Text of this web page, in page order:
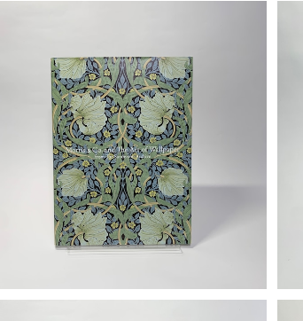
「サンダーソンアーカイブ ウィリアム・モリス
と英国の壁紙展ー美しい生活をもとめて」図
録
¥2,000